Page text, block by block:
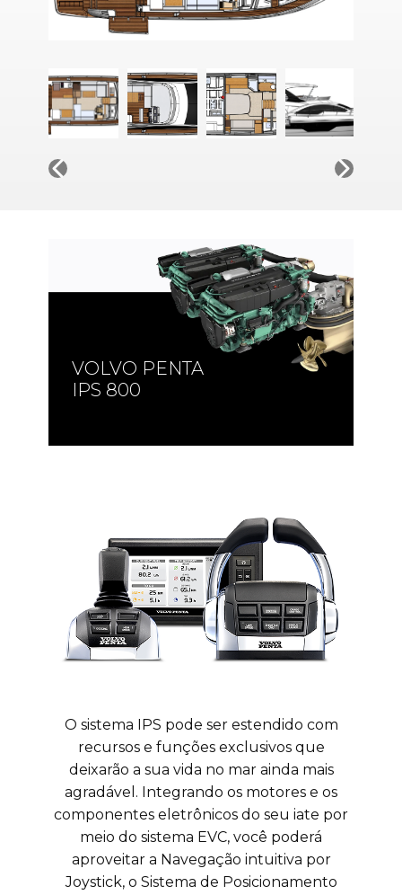
VOLVO PENTA
IPS 950
O sistema IPS pode ser estendido com
recursos e funções exclusivos que
deixarão a sua vida no mar ainda mais
agradável. Integrando os motores e os
componentes eletrônicos do seu iate por
meio do sistema EVC, você poderá
aproveitar a Navegação intuitiva por
Joystick, o Sistema de Posicionamento